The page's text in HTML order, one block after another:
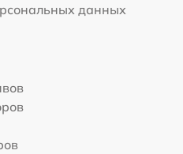
данных